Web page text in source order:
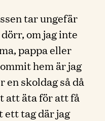
tar ungefär
om jag inte
pappa eller
hem är jag
skoldag så då
att äta för att få
ett tag där jag